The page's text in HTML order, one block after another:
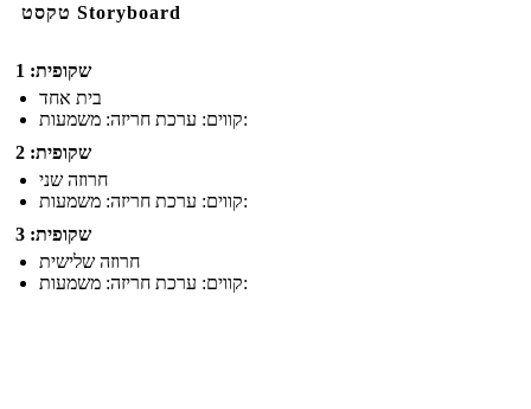
טקסט Storyboard
שקופית: 1
בית אחד
קווים: ערכת חריזה: משמעות:
שקופית: 2
חרוזה שני
קווים: ערכת חריזה: משמעות:
שקופית: 3
חרוזה שלישית
קווים: ערכת חריזה: משמעות: